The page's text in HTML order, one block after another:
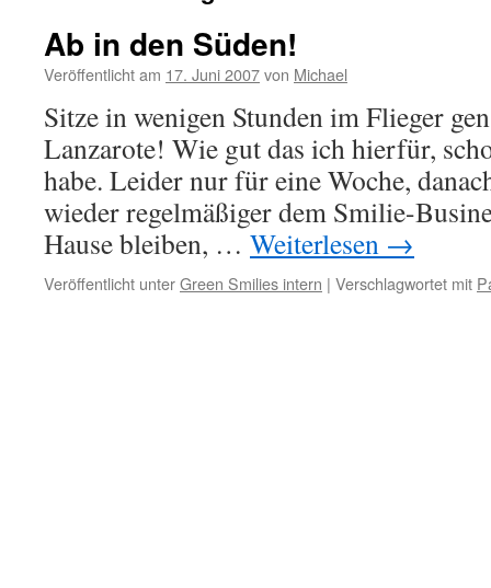
Ab in den Süden!
Veröffentlicht am 17. Juni 2007von Michael
Sitze in wenigen Stunden im Flieger
Lanzarote! Wie gut das ich hierfür,
habe. Leider nur für eine Woche,
wieder regelmäßiger dem Smilie-
Hause bleiben, … Weiterlesen →
Veröffentlicht unterGreen Smilies intern | Verschlagwortet mit